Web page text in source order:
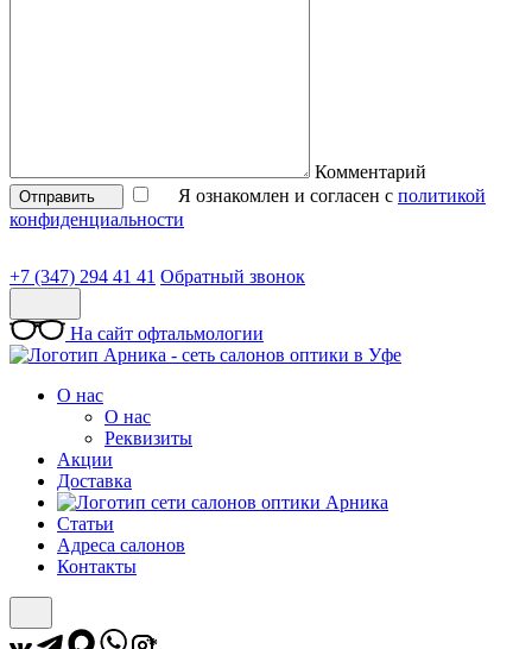
Комментарий
Отправить Я ознакомлен и согласен с политикой
конфиденциальности
+7 (347) 294 41 41 Обратный звонок
На сайт офтальмологии
О нас
О нас
Реквизиты
Акции
Доставка
Статьи
Адреса салонов
Контакты